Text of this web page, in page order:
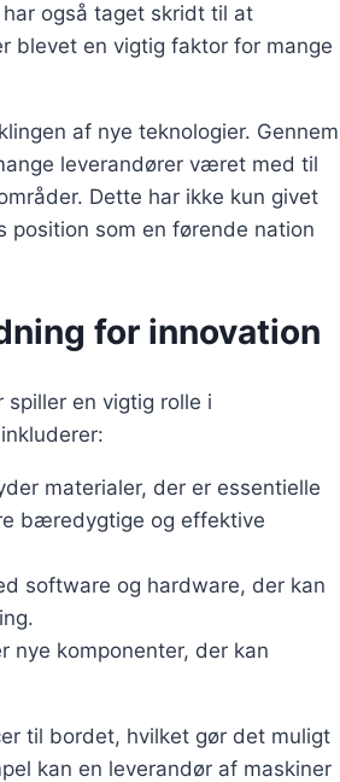
også taget skridt til at
blevet en vigtig faktor for mange
af nye teknologier. Gennem
leverandører været med til
Dette har ikke kun givet
position som en førende nation
for innovation
en vigtig rolle i
materialer, der er essentielle
bæredygtige og effektive
software og hardware, der kan
nye komponenter, der kan
til bordet, hvilket gør det muligt
kan en leverandør af maskiner